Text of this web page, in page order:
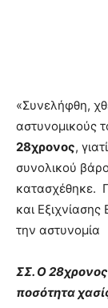
«Συνελήφθη,
αστυνομικούς
28χρονος,
συνολικού
κατασχέθηκε.
και
την αστυνομία
ΣΣ. Ο 28χρονος
ποσότητα